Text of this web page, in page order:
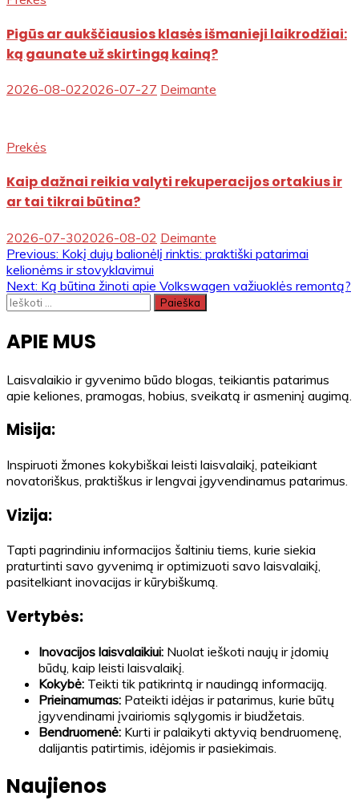
Pigūs ar aukščiausios klasės išmanieji laikrodžiai:
ką gaunate už skirtingą kainą?
2026-08-022026-07-27 Deimante
Prekės
Kaip dažnai reikia valyti rekuperacijos ortakius ir
ar tai tikrai būtina?
2026-07-302026-08-02 Deimante
Navigacija
tarp
įrašų
Previous: Kokį dujų balionėlį rinktis: praktiški patarimai
kelionėms ir stovyklavimui
Next: Ką būtina žinoti apie Volkswagen važiuoklės remontą?
Ieškoti:
APIE MUS
Laisvalaikio ir gyvenimo būdo blogas, teikiantis patarimus
apie keliones, pramogas, hobius, sveikatą ir asmeninį augimą.
Misija:
Inspiruoti žmones kokybiškai leisti laisvalaikį, pateikiant
novatoriškus, praktiškus ir lengvai įgyvendinamus patarimus.
Vizija:
Tapti pagrindiniu informacijos šaltiniu tiems, kurie siekia
praturtinti savo gyvenimą ir optimizuoti savo laisvalaikį,
pasitelkiant inovacijas ir kūrybiškumą.
Vertybės:
Inovacijos laisvalaikiui: Nuolat ieškoti naujų ir įdomių
būdų, kaip leisti laisvalaikį.
Kokybė: Teikti tik patikrintą ir naudingą informaciją.
Prieinamumas: Pateikti idėjas ir patarimus, kurie būtų
įgyvendinami įvairiomis sąlygomis ir biudžetais.
Bendruomenė: Kurti ir palaikyti aktyvią bendruomenę,
dalijantis patirtimis, idėjomis ir pasiekimais.
Naujienos